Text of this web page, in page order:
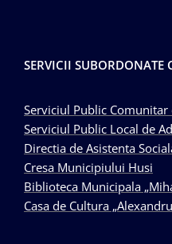
SERVICII
Serviciul Public
Serviciul Public Local de
Directia de Asistenta
Cresa Municipiului Husi
Biblioteca Municipala
Casa de Cultura